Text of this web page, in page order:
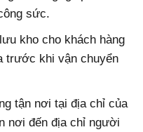
sức.
kho cho khách hàng
trước khi vận chuyển
tận nơi tại địa chỉ của
nơi đến địa chỉ người